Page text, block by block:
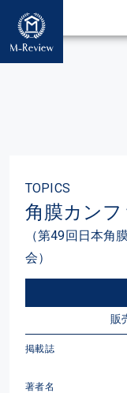
TOPICS
角膜カン
（第49回日本角
会）
販
掲載誌
著者名